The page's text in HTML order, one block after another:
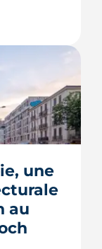
des
îlots de
d'y
une
au